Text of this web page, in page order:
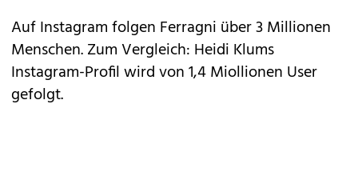
Auf Instagram folgen Ferragni über 3 Millionen
Menschen. Zum Vergleich: Heidi Klums
Instagram-Profil wird von 1,4 Miollionen User
gefolgt.